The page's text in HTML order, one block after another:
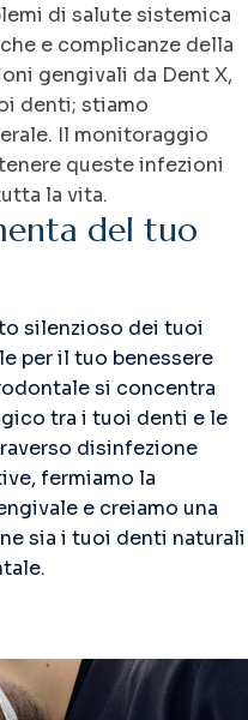
di salute sistemica
e complicanze della
gengivali da Dent X,
denti; stiamo
Il monitoraggio
queste infezioni
la vita.
enta del tuo
silenzioso dei tuoi
per il tuo benessere
si concentra
tra i tuoi denti e le
disinfezione
fermiamo la
e creiamo una
sia i tuoi denti naturali